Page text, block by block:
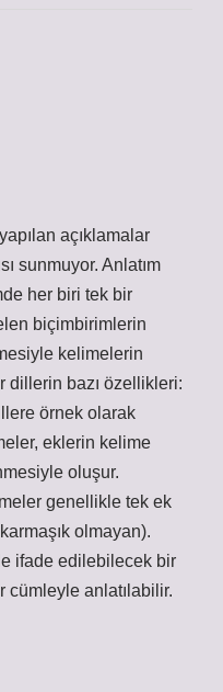
açıklamalar
sunmuyor. Anlatım
her biri tek bir
biçimbirimlerin
kelimelerin
dillerin bazı özellikleri:
örnek olarak
eklerin kelime
oluşur.
genellikle tek ek
olmayan).
ifade edilebilecek bir
anlatılabilir.